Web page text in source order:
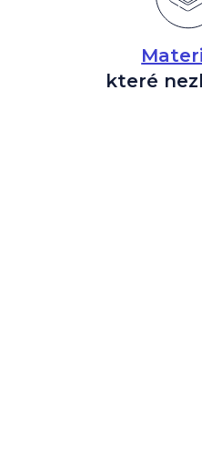
které